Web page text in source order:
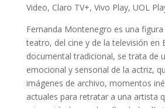
Video, Claro TV+, Vivo Play, UOL
Fernanda Montenegro es una
teatro, del cine y de la televisión en
documental tradicional, se trata de
emocional y sensorial de la actriz,
imágenes de archivo, momentos
actuales para retratar a una artista